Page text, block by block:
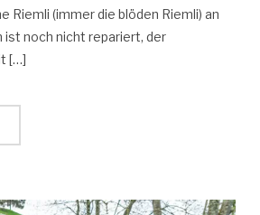
Riemli (immer die blöden Riemli) an
ist noch nicht repariert, der
[…]